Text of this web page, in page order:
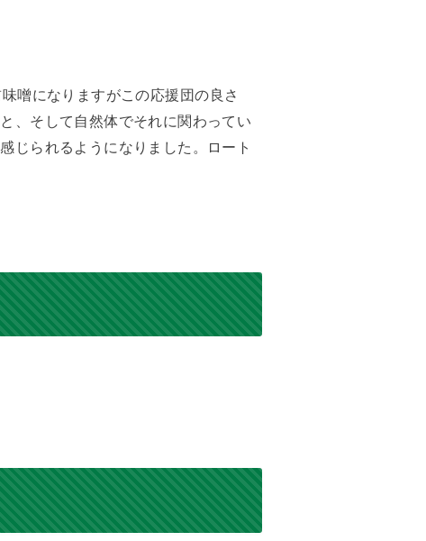
噌になりますがこの応援団の良さ
、そして自然体でそれに関わってい
じられるようになりました。ロート